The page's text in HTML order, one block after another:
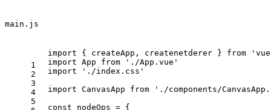
main.js
1
2
3
4
5
import { createApp, createnetderer } from
import App from
'./App.vue'
import
'./index.css'
import CanvasApp from
'./components/
const nodeOps = {